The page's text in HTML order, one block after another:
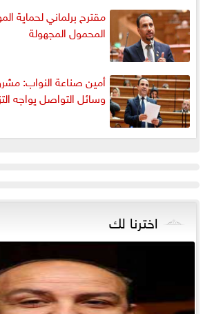
مقترح برلماني لحماية
المحمول المجهولة
أمين صناعة النواب:
وسائل التواصل يواجه
اخترنا لك